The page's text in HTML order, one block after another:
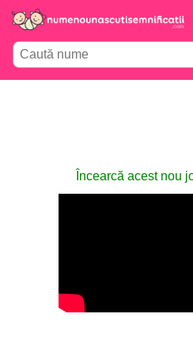
Încearcă acest nou